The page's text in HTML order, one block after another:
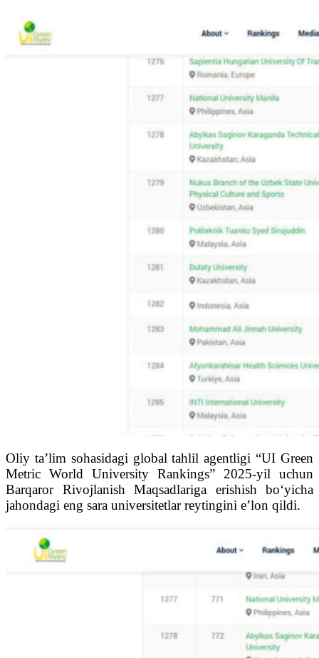
Oliy ta’lim sohasidagi global tahlil agentligi “UI Green
Metric World University Rankings” 2025-yil uchun
Barqaror Rivojlanish Maqsadlariga erishish bo‘yicha
jahondagi eng sara universitetlar reytingini e’lon qildi.